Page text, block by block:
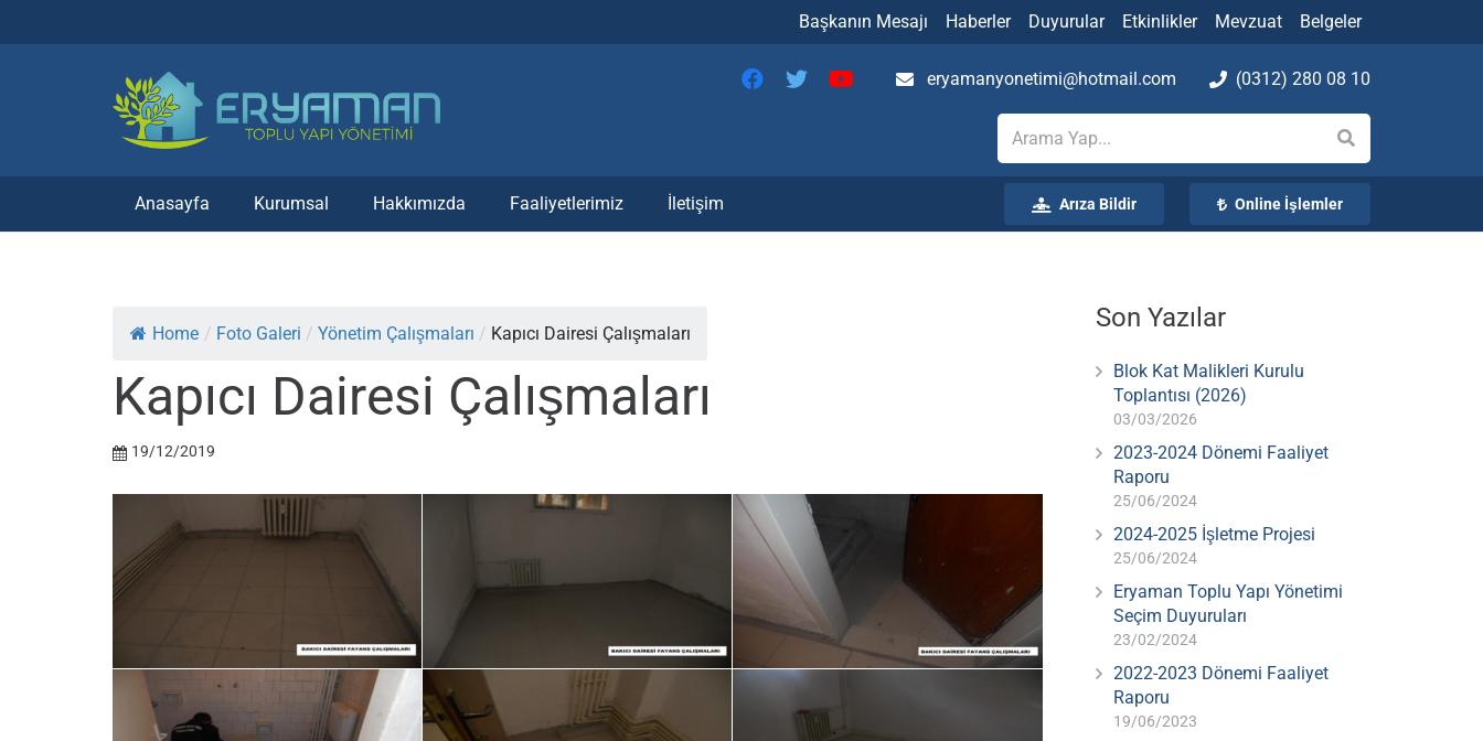
Başkanın Mesajı Haberler Duyurular Etkinlikler Mevzuat Belgeler
eryamanyonetimi@hotmail.com (0312) 280 08 10
Anasayfa Kurumsal Hakkımızda Faaliyetlerimiz İletişim Arıza Bildir Online İşlemler
Home / Foto Galeri / Yönetim Çalışmaları / Kapıcı Dairesi Çalışmaları
Kapıcı Dairesi Çalışmaları
19/12/2019
Son Yazılar
Blok Kat Malikleri Kurulu
Toplantısı (2026)
03/03/2026
2023-2024 Dönemi Faaliyet
Raporu
25/06/2024
2024-2025 İşletme Projesi
25/06/2024
Eryaman Toplu Yapı Yönetimi
Seçim Duyuruları
23/02/2024
2022-2023 Dönemi Faaliyet
Raporu
19/06/2023